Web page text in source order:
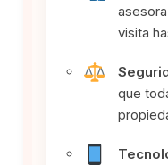
visita
que